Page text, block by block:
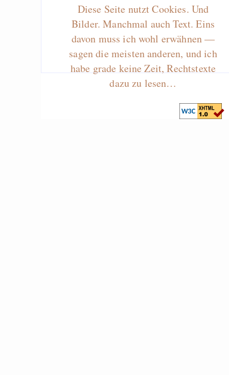
Diese Seite nutzt Cookies. Und
Bilder. Manchmal auch Text. Eins
davon muss ich wohl erwähnen —
sagen die meisten anderen, und ich
habe grade keine Zeit, Rechtstexte
dazu zu lesen…